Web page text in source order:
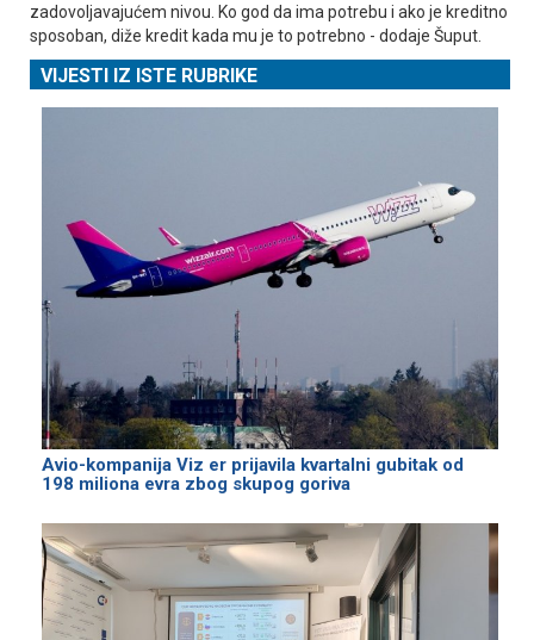
zadovoljavajućem nivou. Ko god da ima potrebu i ako je kreditno
sposoban, diže kredit kada mu je to potrebno - dodaje Šuput.
VIJESTI IZ ISTE RUBRIKE
Avio-kompanija Viz er prijavila kvartalni gubitak od
198 miliona evra zbog skupog goriva